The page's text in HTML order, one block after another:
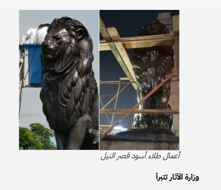
أعمال طلاء أسود قصر النيل
وزارة الآثار تتبرأ